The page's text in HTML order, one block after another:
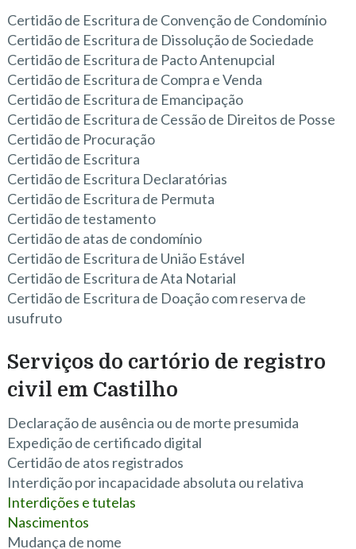
Certidão de Escritura de Convenção de Condomínio
Certidão de Escritura de Dissolução de Sociedade
Certidão de Escritura de Pacto Antenupcial
Certidão de Escritura de Compra e Venda
Certidão de Escritura de Emancipação
Certidão de Escritura de Cessão de Direitos de Posse
Certidão de Procuração
Certidão de Escritura
Certidão de Escritura Declaratórias
Certidão de Escritura de Permuta
Certidão de testamento
Certidão de atas de condomínio
Certidão de Escritura de União Estável
Certidão de Escritura de Ata Notarial
Certidão de Escritura de Doação com reserva de
usufruto
Serviços do cartório de registro
civil em Castilho
Declaração de ausência ou de morte presumida
Expedição de certificado digital
Certidão de atos registrados
Interdição por incapacidade absoluta ou relativa
Interdições e tutelas
Nascimentos
Mudança de nome